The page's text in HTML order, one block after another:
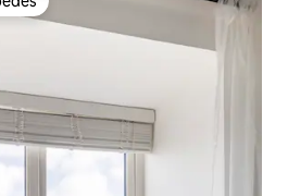
más destacados